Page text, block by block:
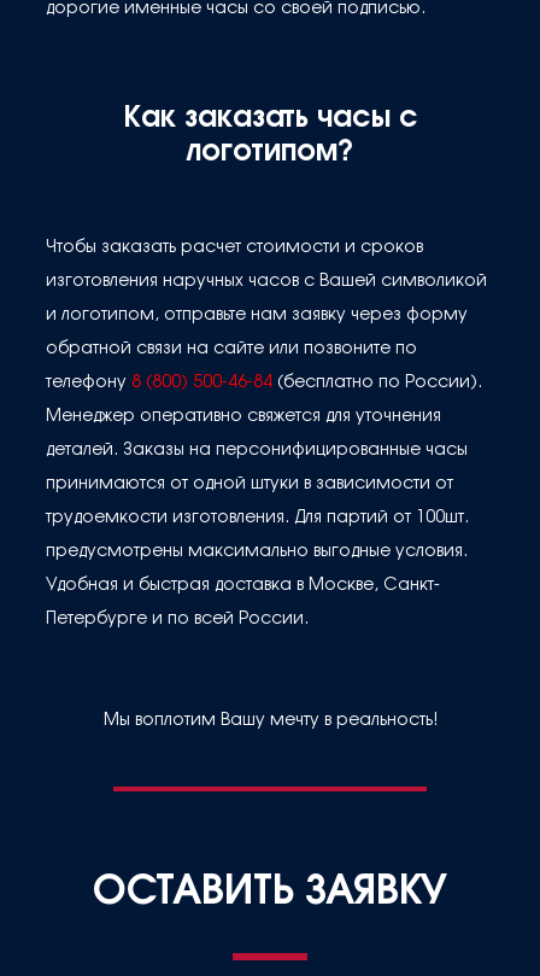
дорогие именные часы со своей подписью.
Как заказать часы с
логотипом?
Чтобы заказать расчет стоимости и сроков
изготовления наручных часов с Вашей символикой
и логотипом, отправьте нам заявку через форму
обратной связи на сайте или позвоните по
телефону 8 (800) 500-46-84 (бесплатно по России).
Менеджер оперативно свяжется для уточнения
деталей. Заказы на персонифицированные часы
принимаются от одной штуки в зависимости от
трудоемкости изготовления. Для партий от 100шт.
предусмотрены максимально выгодные условия.
Удобная и быстрая доставка в Москве, Санкт-
Петербурге и по всей России.
Мы воплотим Вашу мечту в реальность!
ОСТАВИТЬ ЗАЯВКУ